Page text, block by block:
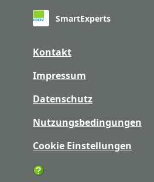
SmartExperts
Kontakt
Impressum
Datenschutz
Nutzungsbedingungen
Cookie Einstellungen